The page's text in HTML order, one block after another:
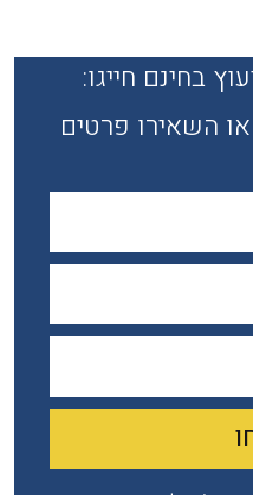
בחינם חייגו:
או השאירו פרטים